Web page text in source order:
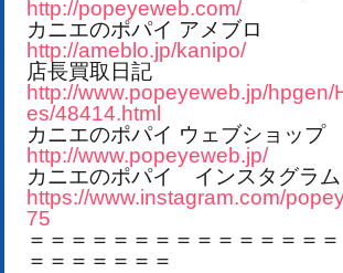
http://popeyeweb.com/
カニエのポパイ アメブロ
http://ameblo.jp/kanipo/
店長買取日記
http://www.popeyeweb.jp/hpgen/
es/48414.html
カニエのポパイ ウェブショップ
http://www.popeyeweb.jp/
カニエのポパイ インスタグラ
https://www.instagram.com/
75
＝＝＝＝＝＝＝＝＝＝＝＝＝＝
＝＝＝＝＝＝＝